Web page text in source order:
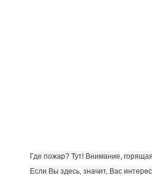
Где пожар? Тут! Внимание,
Если Вы здесь, значит, Вас